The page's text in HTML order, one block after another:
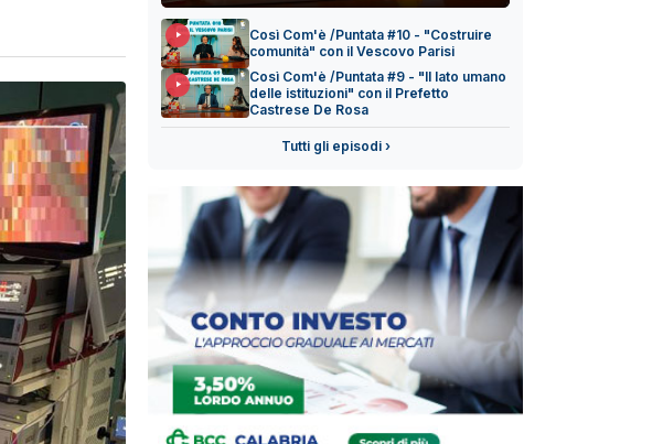
Così Com'è /Puntata #10 - "Costruire
comunità" con il Vescovo Parisi
Così Com'è /Puntata #9 - "Il lato umano
delle istituzioni" con il Prefetto
Castrese De Rosa
Tutti gli episodi ›